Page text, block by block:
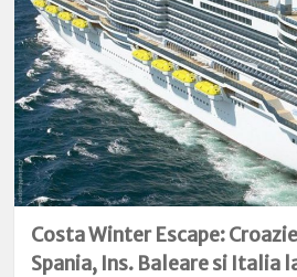
Costa Winter Escape:
Spania, Ins. Baleare si Italia